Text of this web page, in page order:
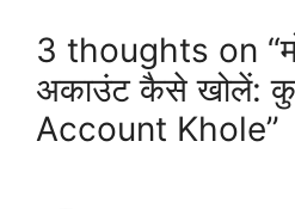
3 thoughts on
अकाउंट कैसे खोलें:
Account Khole”